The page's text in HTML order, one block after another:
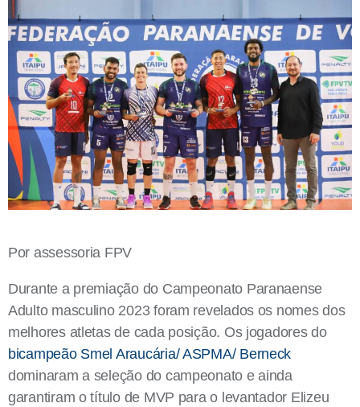
Por assessoria FPV
Durante a premiação do Campeonato Paranaense
Adulto masculino 2023 foram revelados os nomes dos
melhores atletas de cada posição. Os jogadores do
bicampeão Smel Araucária/ ASPMA/ Berneck
dominaram a seleção do campeonato e ainda
garantiram o título de MVP para o levantador Elizeu